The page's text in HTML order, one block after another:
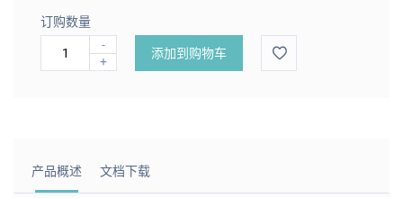
订购数量
-
+
添加到购物车
产品概述 文档下载